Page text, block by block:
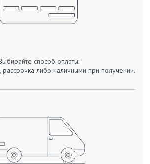
способ оплаты:
рассрочка либо наличными при получении.